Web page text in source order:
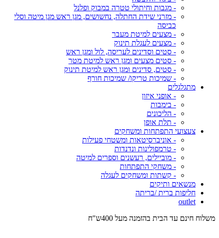
- מגבות וחיתולי טטרה במבוק ופלנל
- מזרני שידת החתלה, נחשושים, מגן ראש מגן מיטה וסלי
כביסה
- מצעים למיטת מעבר
- מצעים לעגלת תינוק
- סטים וסדינים לעריסה, לול ומגן ראש
- סטים מצעים ומגן ראש למיטת מטר
- סטים, סדינים ומגן ראש למיטת תינוק
- שמיכות טריקו/ שמיכות חורף
מתגלגלים
- אופני איזון
- בימבות
- הליכונים
- תלת אופן
צעצועי התפתחות ומשחקים
- אוניברסיטאות ומשטחי פעילות
- טרמפולינות ונדנדות
- מוביילים, רעשנים וספרים למיטה
- משחקי התפתחות
- קשתות ומשחקים לעגלה
מנשאים ותיקים
חליפות ברית /בריתה
outlet
משלוח חינם עד הבית בהזמנה מעל 400ש"ח